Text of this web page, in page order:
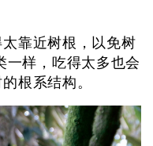
靠近树根，以免树
一样，吃得太多也会
根系结构。